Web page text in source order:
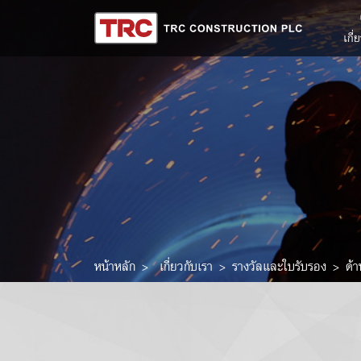
เกี่
หน้าหลัก เกี่ยวกับเรา รางวัลและใบรับรอง ด้